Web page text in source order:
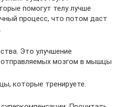
помогут телу лучше
процесс, что потом даст
Это улучшение
отправляемых мозгом в мышцы
которые тренируете.